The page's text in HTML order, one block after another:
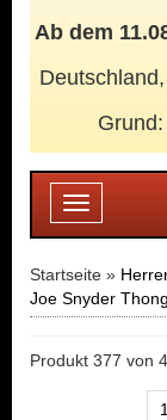
Ab dem
Toggle
navigation
Startseite »
Joe Snyder
Produkt 377 von
1